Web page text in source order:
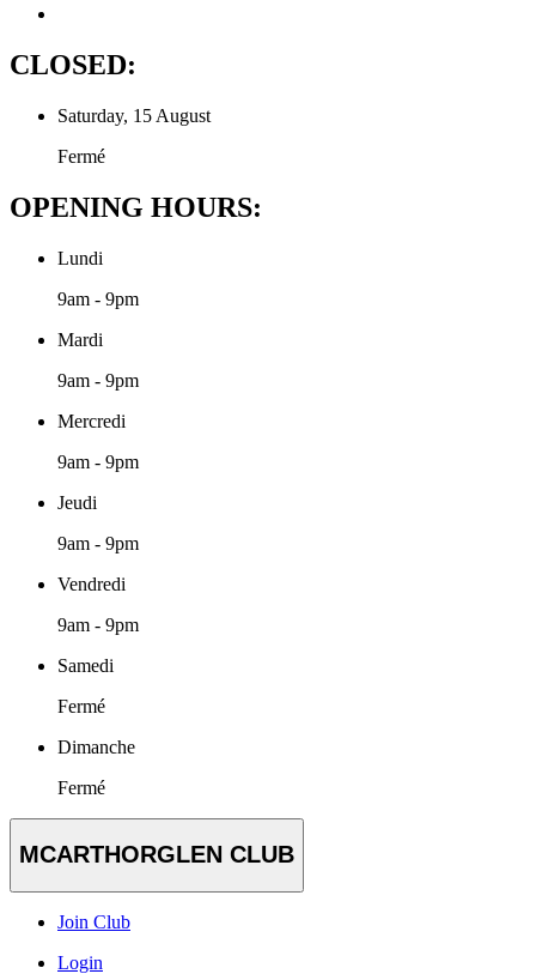
CLOSED:
Saturday, 15 August
Fermé
OPENING HOURS:
Lundi
9am - 9pm
Mardi
9am - 9pm
Mercredi
9am - 9pm
Jeudi
9am - 9pm
Vendredi
9am - 9pm
Samedi
Fermé
Dimanche
Fermé
MCARTHORGLEN CLUB
Join Club
Login